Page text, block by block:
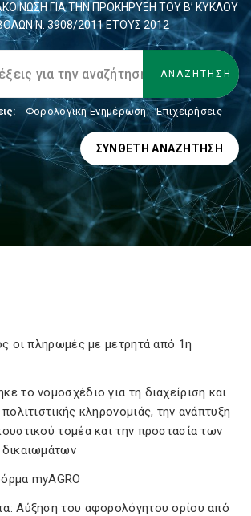
ΓΙΑ ΤΗΝ ΠΡΟΚΗΡΥΞΗ ΤΟΥ Β’ ΚΥΚΛΟΥ
Ν. 3908/2011 ΕΤΟΥΣ 2012
Φορολογικη Ενημέρωση, Επιχειρήσεις
ΣΎΝΘΕΤΗ ΑΝΑΖΉΤΗΣΗ
οι πληρωμές με μετρητά από 1η
το νομοσχέδιο για τη διαχείριση και
κληρονομιάς, την ανάπτυξη
τομέα και την προστασία των
myAGRO
Αύξηση του αφορολόγητου ορίου από